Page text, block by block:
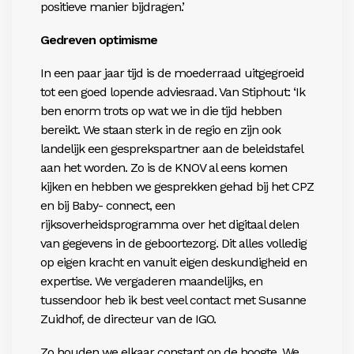
positieve manier bijdragen.’
Gedreven optimisme
In een paar jaar tijd is de moederraad uitgegroeid
tot een goed lopende adviesraad. Van Stiphout: ‘Ik
ben enorm trots op wat we in die tijd hebben
bereikt. We staan sterk in de regio en zijn ook
landelijk een gesprekspartner aan de beleidstafel
aan het worden. Zo is de KNOV al eens komen
kijken en hebben we gesprekken gehad bij het CPZ
en bij Baby- connect, een
rijksoverheidsprogramma over het digitaal delen
van gegevens in de geboortezorg. Dit alles volledig
op eigen kracht en vanuit eigen deskundigheid en
expertise. We vergaderen maandelijks, en
tussendoor heb ik best veel contact met Susanne
Zuidhof, de directeur van de IGO.